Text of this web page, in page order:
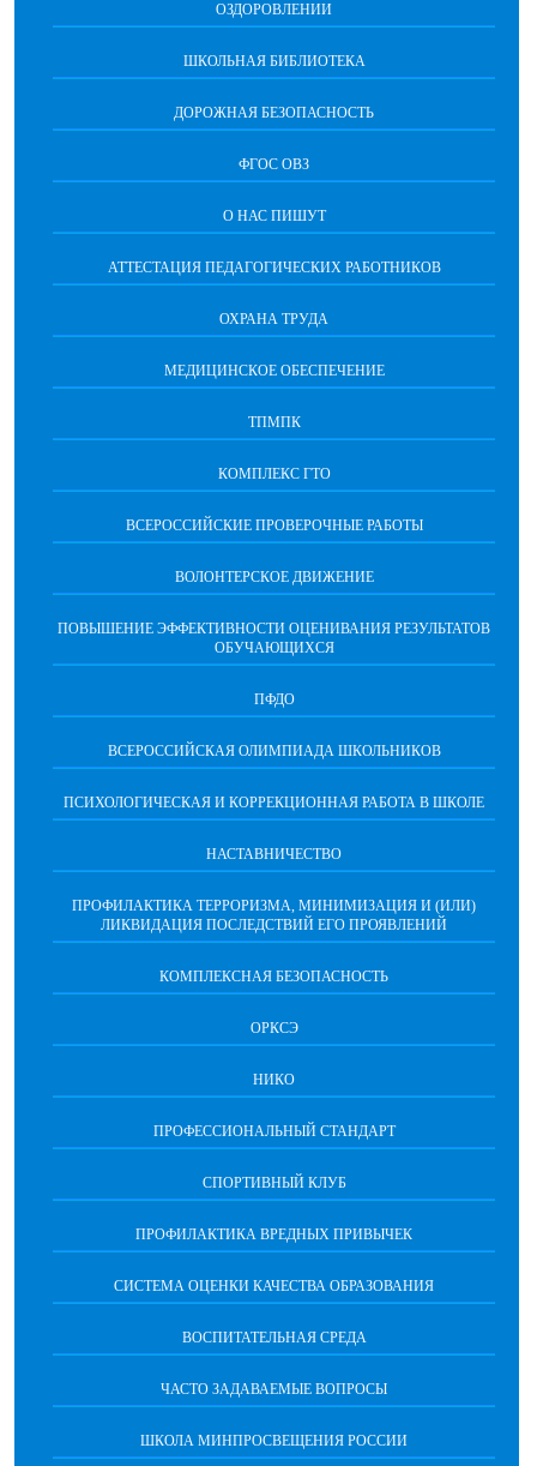
ОЗДОРОВЛЕНИИ
ШКОЛЬНАЯ БИБЛИОТЕКА
ДОРОЖНАЯ БЕЗОПАСНОСТЬ
ФГОС ОВЗ
О НАС ПИШУТ
АТТЕСТАЦИЯ ПЕДАГОГИЧЕСКИХ РАБОТНИКОВ
ОХРАНА ТРУДА
МЕДИЦИНСКОЕ ОБЕСПЕЧЕНИЕ
ТПМПК
КОМПЛЕКС ГТО
ВСЕРОССИЙСКИЕ ПРОВЕРОЧНЫЕ РАБОТЫ
ВОЛОНТЕРСКОЕ ДВИЖЕНИЕ
ПОВЫШЕНИЕ ЭФФЕКТИВНОСТИ ОЦЕНИВАНИЯ РЕЗУЛЬТАТОВ
ОБУЧАЮЩИХСЯ
ПФДО
ВСЕРОССИЙСКАЯ ОЛИМПИАДА ШКОЛЬНИКОВ
ПСИХОЛОГИЧЕСКАЯ И КОРРЕКЦИОННАЯ РАБОТА В ШКОЛЕ
НАСТАВНИЧЕСТВО
ПРОФИЛАКТИКА ТЕРРОРИЗМА, МИНИМИЗАЦИЯ И (ИЛИ)
ЛИКВИДАЦИЯ ПОСЛЕДСТВИЙ ЕГО ПРОЯВЛЕНИЙ
КОМПЛЕКСНАЯ БЕЗОПАСНОСТЬ
ОРКСЭ
НИКО
ПРОФЕССИОНАЛЬНЫЙ СТАНДАРТ
СПОРТИВНЫЙ КЛУБ
ПРОФИЛАКТИКА ВРЕДНЫХ ПРИВЫЧЕК
CИСТЕМА ОЦЕНКИ КАЧЕСТВА ОБРАЗОВАНИЯ
ВОСПИТАТЕЛЬНАЯ СРЕДА
ЧАСТО ЗАДАВАЕМЫЕ ВОПРОСЫ
ШКОЛА МИНПРОСВЕЩЕНИЯ РОССИИ